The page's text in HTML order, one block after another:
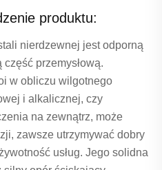
produktu:
nierdzewnej jest odporną
przemysłową.
w obliczu wilgotnego
i alkalicznej, czy
na zewnątrz, może
zawsze utrzymywać dobry
usług. Jego solidna